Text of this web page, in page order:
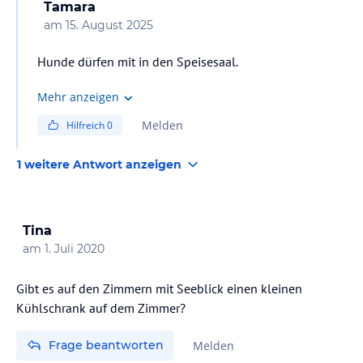
lies vor der Buchung die verbindlichen
jeweiligen Veranstalters.
Tamara
am 15. August 2025
Hunde dürfen mit in den Speisesaal.
Mehr anzeigen
Hilfreich0 Melden
1 weitere Antwort anzeigen
Tina
am 1. Juli 2020
Gibt es auf den Zimmern mit Seeblick einen kleinen
Kühlschrank auf dem Zimmer?
Frage beantworten Melden